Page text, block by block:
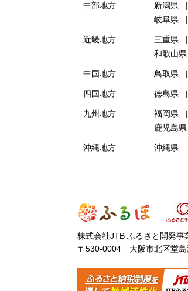
中部地方 新潟県
岐阜県
近畿地方 三重県
和歌山県
中国地方 鳥取県
四国地方 徳島県
九州地方 福岡県
鹿児島県
沖縄地方 沖縄県
株式会社JTB ふるさと開発事
〒530-0004 大阪市北区堂島